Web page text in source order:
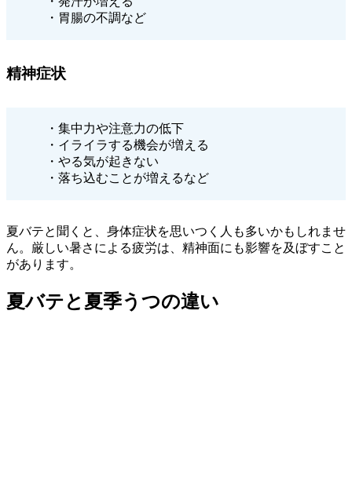
・胃腸の不調など
精神症状
・集中力や注意力の低下
・イライラする機会が増える
・やる気が起きない
・落ち込むことが増えるなど
夏バテと聞くと、身体症状を思いつく人も多いかもしれませ
ん。厳しい暑さによる疲労は、精神面にも影響を及ぼすこと
があります。
夏バテと夏季うつの違い